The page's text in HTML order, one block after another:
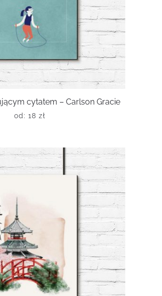
cytatem – Carlson Gracie
od:18zł